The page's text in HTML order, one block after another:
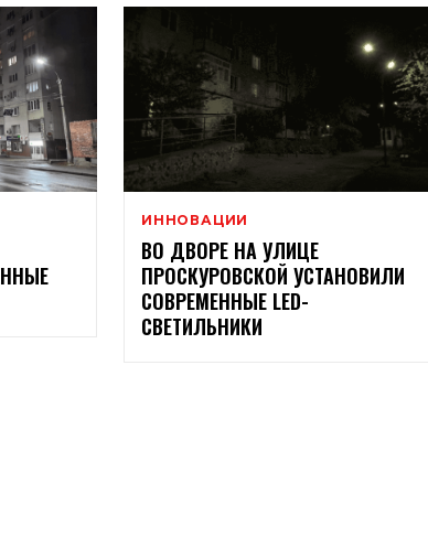
ИННОВАЦИИ
ВО ДВОРЕ НА УЛИЦЕ
ПРОСКУРОВСКОЙ УСТАНОВИЛИ
СОВРЕМЕННЫЕ LED-
СВЕТИЛЬНИКИ